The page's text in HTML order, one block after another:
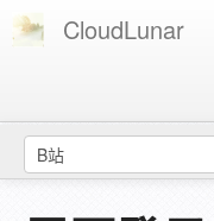
CloudLunar
知识库
云璟月's